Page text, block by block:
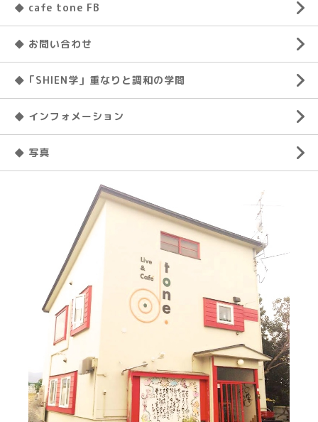
◆ cafe tone FB
◆ お問い合わせ
◆「SHIEN学」重なりと調和の学問
◆ インフォメーション
◆ 写真